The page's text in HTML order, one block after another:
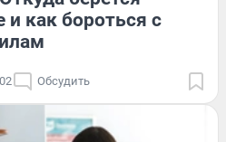
и как бороться с
Обсудить